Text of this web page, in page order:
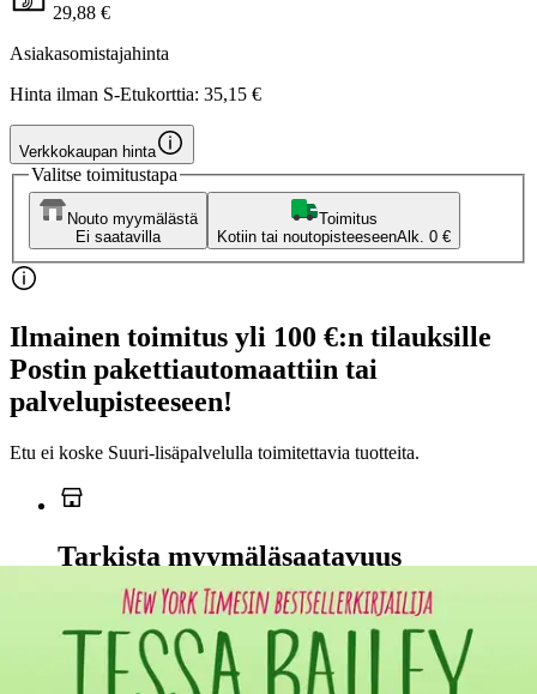
29,88 €
Asiakasomistajahinta
Hinta ilman S-Etukorttia: 35,15 €
Verkkokaupan hinta
Valitse toimitustapa
Nouto myymälästä
Ei saatavilla
Toimitus
Kotiin tai noutopisteeseenAlk. 0 €
Ilmainen toimitus yli 100 €:n tilauksille
Postin pakettiautomaattiin tai
palvelupisteeseen!
Etu ei koske Suuri‑lisäpalvelulla toimitettavia tuotteita.
Tarkista myymäläsaatavuus
Ei saatavilla